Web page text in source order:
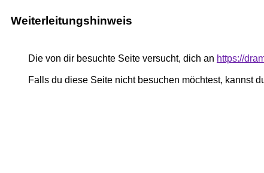
Weiterleitungshinweis
Die von dir besuchte Seite versucht, dich an https://
Falls du diese Seite nicht besuchen möchtest, kannst